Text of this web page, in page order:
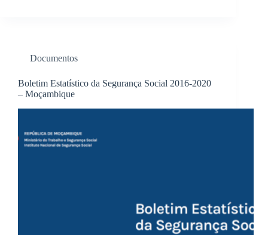
Documentos
Boletim Estatístico da Segurança Social 2016-2020
– Moçambique